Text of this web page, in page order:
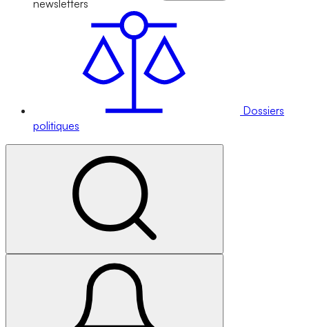
newsletters
Dossiers
politiques